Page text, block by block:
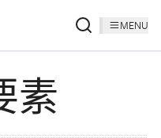
MENU
素